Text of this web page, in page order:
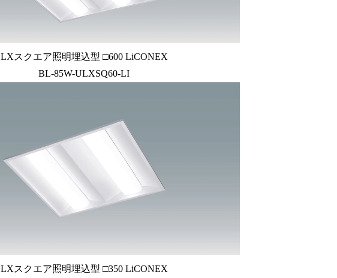
LXスクエア照明埋込型 □600 LiCONEX
BL-85W-ULXSQ60-LI
LXスクエア照明埋込型 □350 LiCONEX